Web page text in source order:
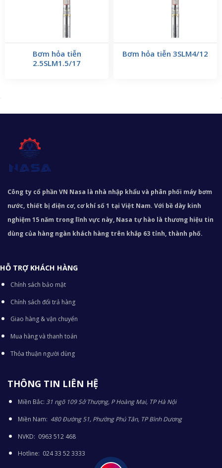
Bơm hỏa tiễn
2.5SLM1.5/17
Bơm hỏa tiễn 3SLM4/12
Công ty cổ phần VN Nasa là nhà nhập khẩu và phân phối máy bơm
nước, thiết bị điện cơ, cơ khí số 1 tại Việt Nam. Với bề dày kinh
nghiệm 15 năm trong lĩnh vực này, Nasa tự hào là thương hiệu tin
dùng của hàng ngàn khách hàng trên khắp 63 tỉnh, thành phố.
HỖ TRỢ KHÁCH HÀNG
Chính sách bảo mật
Chính sách đổi trả hàng
Giao hàng & vận chuyển
Mua hàng và thanh toán
Thỏa thuận người dùng
THÔNG TIN LIÊN HỆ
Miền Bắc: 31 ngõ 109 Sở Thượng, P Hoàng Mai, TP Hà Nội
Miền Nam: 480 Đường 51, Phường Phú Tân, TP Bình Dương
NVKD: 0963 512 468
Hotline: 024 33 52 3333